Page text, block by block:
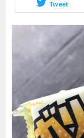
Tweet